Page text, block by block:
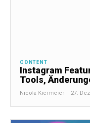
CONTENT
Instagram
Tools,
Nicola Kiermeier - 27.